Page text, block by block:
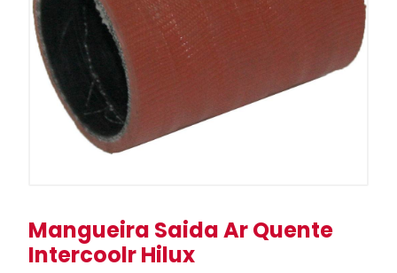
Mangueira Saida Ar Quente
Intercoolr Hilux